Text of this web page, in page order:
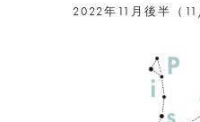
2022年11月後半（